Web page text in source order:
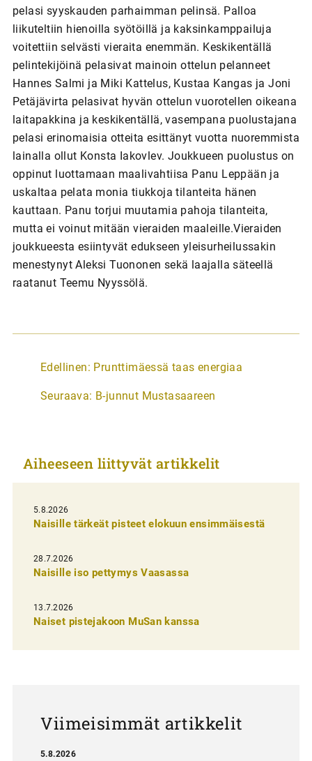
pelasi syyskauden parhaimman pelinsä. Palloa
liikuteltiin hienoilla syötöillä ja kaksinkamppailuja
voitettiin selvästi vieraita enemmän. Keskikentällä
pelintekijöinä pelasivat mainoin ottelun pelanneet
Hannes Salmi ja Miki Kattelus, Kustaa Kangas ja Joni
Petäjävirta pelasivat hyvän ottelun vuorotellen oikeana
laitapakkina ja keskikentällä, vasempana puolustajana
pelasi erinomaisia otteita esittänyt vuotta nuoremmista
lainalla ollut Konsta Iakovlev. Joukkueen puolustus on
oppinut luottamaan maalivahtiisa Panu Leppään ja
uskaltaa pelata monia tiukkoja tilanteita hänen
kauttaan. Panu torjui muutamia pahoja tilanteita,
mutta ei voinut mitään vieraiden maaleille.Vieraiden
joukkueesta esiintyvät edukseen yleisurheilussakin
menestynyt Aleksi Tuononen sekä laajalla säteellä
raatanut Teemu Nyyssölä.
A
t
k
e
l
i
e
n
e
Edellinen: Prunttimäessä taas energiaa
Seuraava: B-junnut Mustasaareen
Aiheeseen liittyvät artikkelit
5.8.2026
Naisille tärkeät pisteet elokuun ensimmäisestä
28.7.2026
Naisille iso pettymys Vaasassa
13.7.2026
Naiset pistejakoon MuSan kanssa
Viimeisimmät artikkelit
5.8.2026